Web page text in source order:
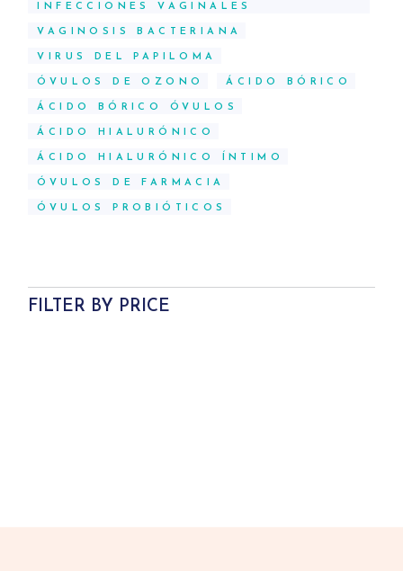
INFECCIONES VAGINALES
VAGINOSIS BACTERIANA
VIRUS DEL PAPILOMA
ÓVULOS DE OZONO ÁCIDO BÓRICO
ÁCIDO BÓRICO ÓVULOS
ÁCIDO HIALURÓNICO
ÁCIDO HIALURÓNICO ÍNTIMO
ÓVULOS DE FARMACIA
ÓVULOS PROBIÓTICOS
FILTER BY PRICE